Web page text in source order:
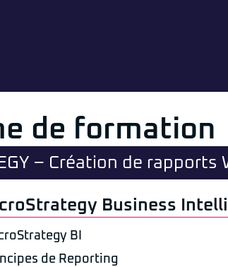
de formation
– Création de rapports
Business
BI
de Reporting